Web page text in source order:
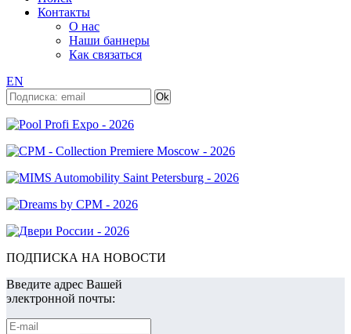
Контакты
О нас
Наши баннеры
Как связаться
EN
ПОДПИСКА НА НОВОСТИ
Введите адрес Вашей
электронной почты: